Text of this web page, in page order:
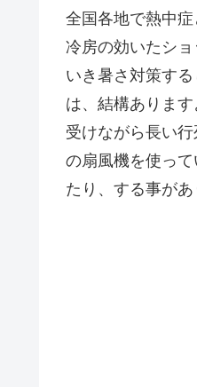
全国各地で熱中
冷房の効いたシ
いき暑さ対策す
は、結構ありま
受けながら長い
の扇風機を使っ
たり、する事が